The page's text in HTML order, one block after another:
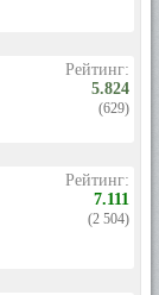
Рейтинг:
5.824
(629)
Рейтинг:
7.111
(2 504)